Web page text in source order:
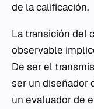
de la calificación.
La transición del
observable
De ser el
ser un diseñador
un evaluador de